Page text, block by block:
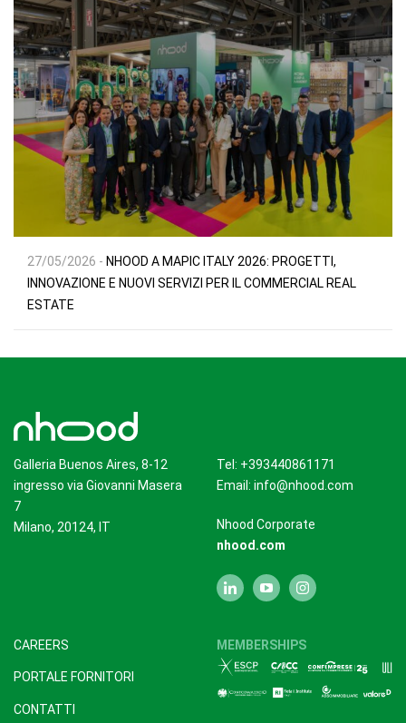
27/05/2026 - NHOOD A MAPIC ITALY 2026: PROGETTI,
INNOVAZIONE E NUOVI SERVIZI PER IL COMMERCIAL REAL
ESTATE
Galleria Buenos Aires, 8-12
ingresso via Giovanni Masera
7
Milano, 20124, IT
Tel: +393440861171
Email: info@nhood.com
Nhood Corporate
nhood.com
CAREERS
PORTALE FORNITORI
CONTATTI
MEMBERSHIPS